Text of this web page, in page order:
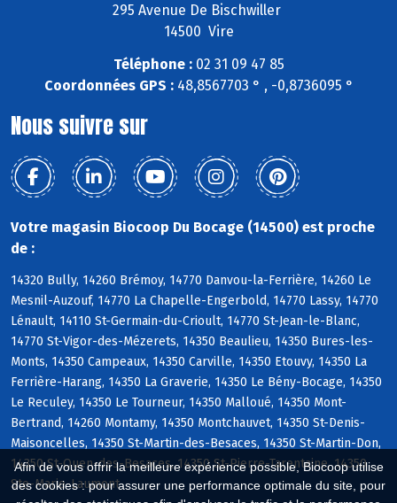
Afin de vous offrir la meilleure expérience possible, Biocoop utilise
des cookies : pour assurer une performance optimale du site, pour
295 Avenue De Bischwiller
14500 Vire
Téléphone :02 31 09 47 85
Coordonnées GPS :48,8567703 ° , -0,8736095 °
Nous suivre sur
Votre magasin Biocoop Du Bocage (14500) est proche
de :
14320 Bully, 14260 Brémoy, 14770 Danvou-la-Ferrière, 14260 Le
Mesnil-Auzouf, 14770 La Chapelle-Engerbold, 14770 Lassy, 14770
Lénault, 14110 St-Germain-du-Crioult, 14770 St-Jean-le-Blanc,
14770 St-Vigor-des-Mézerets, 14350 Beaulieu, 14350 Bures-les-
Monts, 14350 Campeaux, 14350 Carville, 14350 Etouvy, 14350 La
Ferrière-Harang, 14350 La Graverie, 14350 Le Bény-Bocage, 14350
Le Reculey, 14350 Le Tourneur, 14350 Malloué, 14350 Mont-
Bertrand, 14260 Montamy, 14350 Montchauvet, 14350 St-Denis-
Maisoncelles, 14350 St-Martin-des-Besaces, 14350 St-Martin-Don,
14350 St-Ouen-des-Besaces, 14350 St-Pierre-Tarentaine, 14350
Ste-Marie-Laumont